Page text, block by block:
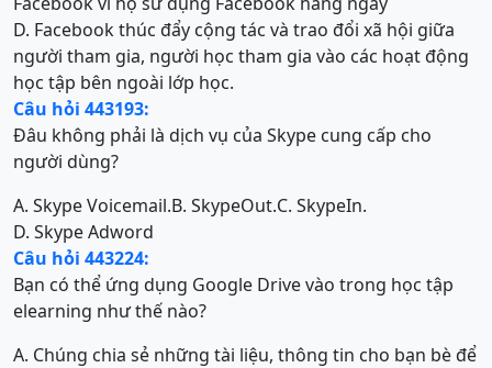
D. Facebook thúc đẩy cộng tác và trao đổi xã hội giữa
người tham gia, người học tham gia vào các hoạt động
học tập bên ngoài lớp học.
Câu hỏi 443193:
Đâu không phải là dịch vụ của Skype cung cấp cho
người dùng?
A. Skype Voicemail.B. SkypeOut.C. SkypeIn.
D. Skype Adword
Câu hỏi 443224:
Bạn có thể ứng dụng Google Drive vào trong học tập
elearning như thế nào?
A. Chúng chia sẻ những tài liệu, thông tin cho bạn bè để